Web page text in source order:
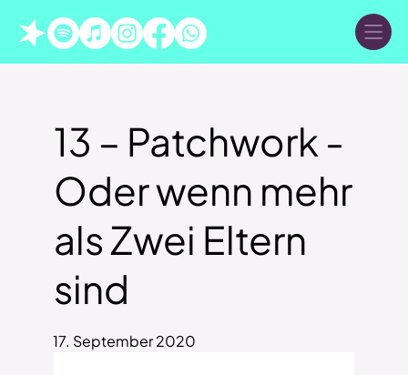
13 – Patchwork -
Oder wenn mehr
als Zwei Eltern
sind
17. September 2020